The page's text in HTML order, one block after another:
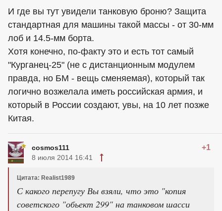
И где вы тут увидели танковую броню? Защита
стандартная для машины такой массы - от 30-мм
лоб и 14.5-мм борта.
Хотя конечно, по-факту это и есть тот самый
"Курганец-25" (не с дистанционным модулем
правда, но БМ - вещь сменяемая), который так
логично возжелала иметь российская армия, и
который в России создают, увы, на 10 лет позже
Китая.
cosmos111 +1
8 июля 2014 16:41
Цитата: Realist1989
С какого перепугу Вы взяли, что это "копия
советского "обьект 299" на танковом шасси